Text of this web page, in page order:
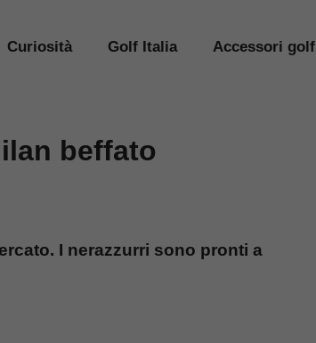
Curiosità Golf Italia Accessori golf
beffato
I nerazzurri sono pronti a